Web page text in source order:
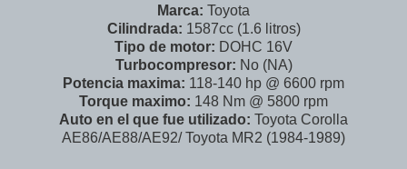
Marca: Toyota
Cilindrada: 1587cc (1.6 litros)
Tipo de motor: DOHC 16V
Turbocompresor: No (NA)
Potencia maxima: 118-140 hp @ 6600 rpm
Torque maximo: 148 Nm @ 5800 rpm
Auto en el que fue utilizado: Toyota Corolla
AE86/AE88/AE92/ Toyota MR2 (1984-1989)